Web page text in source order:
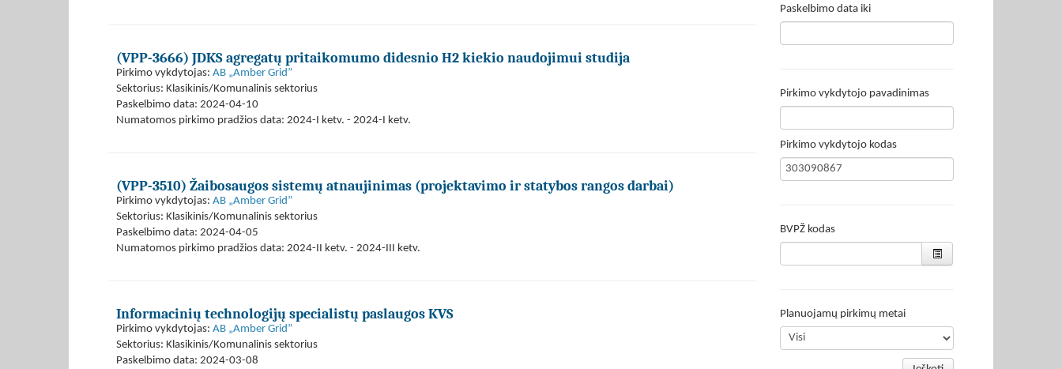
(VPP-3666) JDKS agregatų pritaikomumo didesnio H2 kiekio naudojimui studija
Pirkimo vykdytojas: AB „Amber Grid”
Sektorius: Klasikinis/Komunalinis sektorius
Paskelbimo data: 2024-04-10
Numatomos pirkimo pradžios data: 2024-I ketv. - 2024-I ketv.
(VPP-3510) Žaibosaugos sistemų atnaujinimas (projektavimo ir statybos rangos darbai)
Pirkimo vykdytojas: AB „Amber Grid”
Sektorius: Klasikinis/Komunalinis sektorius
Paskelbimo data: 2024-04-05
Numatomos pirkimo pradžios data: 2024-II ketv. - 2024-III ketv.
Informacinių technologijų specialistų paslaugos KVS
Pirkimo vykdytojas: AB „Amber Grid”
Sektorius: Klasikinis/Komunalinis sektorius
Paskelbimo data: 2024-03-08
Paskelbimo data iki
Pirkimo vykdytojo pavadinimas
Pirkimo vykdytojo kodas
BVPŽ kodas
Planuojamų pirkimų metai